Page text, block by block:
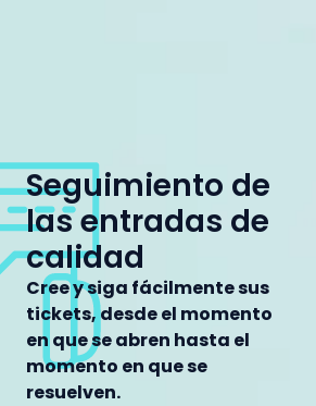
Seguimiento de
las entradas de
calidad
Cree y siga fácilmente sus
tickets, desde el momento
en que se abren hasta el
momento en que se
resuelven.